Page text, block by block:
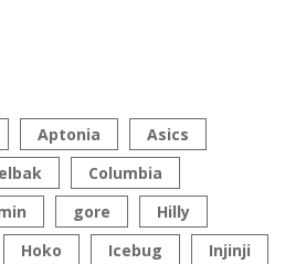
Aptonia
Asics
Columbia
gore
Hilly
Hoko Icebug Injinji